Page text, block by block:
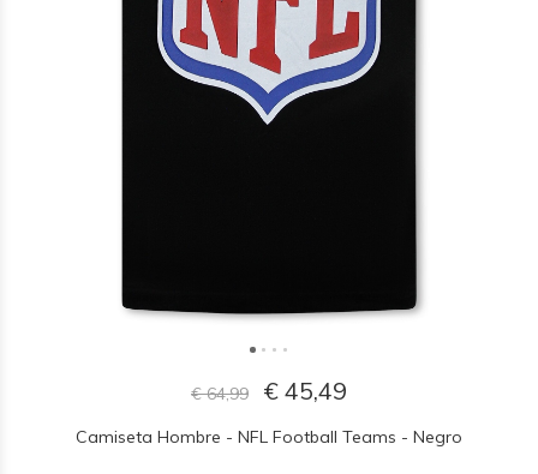
€ 64,99 € 45,49
Camiseta Hombre - NFL Football Teams - Negro